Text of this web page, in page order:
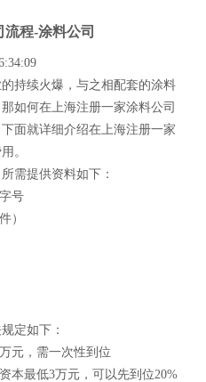
流程-涂料公司
续火爆，与之相配套的涂料
如何在上海注册一家涂料公司
面就详细介绍在上海注册一家
。
提供资料如下：
号
）
定如下：
元，需一次性到位
最低3万元，可以先到位20%